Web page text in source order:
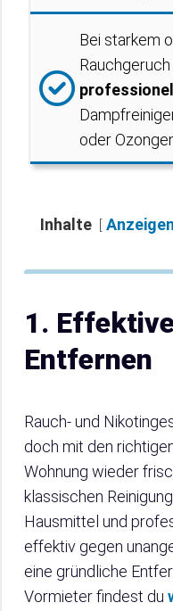
Bei starkem
oder
Inhalte Anzeigen
1.
Entfernen
Rauch- und
doch mit den
Wohnung wieder
klassischen
Hausmittel und
effektiv gegen
eine gründliche
Vormieter findest du